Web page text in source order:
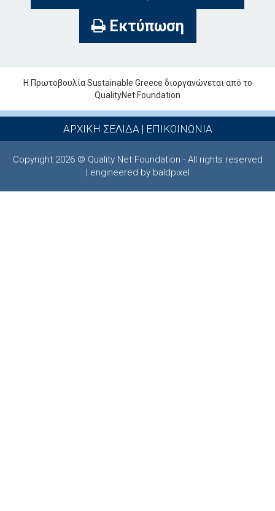
Εκτύπωση
Η Πρωτοβουλία Sustainable Greece διοργανώνεται από το
QualityNet Foundation
ΑΡΧΙΚΗ ΣΕΛΙΔΑ| ΕΠΙΚΟΙΝΩΝΙΑ
Copyright 2026 © Quality Net Foundation - All rights reserved
| engineered by baldpixel